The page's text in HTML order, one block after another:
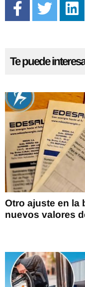
Te puede
Otro ajuste en la
nuevos valores